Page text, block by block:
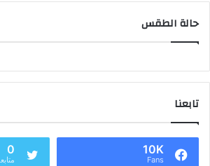
حالة الطقس
تابعنا
10K
Fans
0